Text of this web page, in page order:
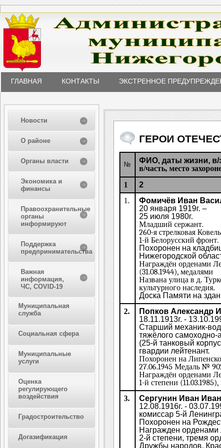
ГЛАВНАЯ КОНТАКТЫ ЭКСТРЕННОЕ
Новости
О районе
Органы власти
Экономика и
финансы
Правоохранительные
органы
информируют
Поддержка
предпринимательства
Важная
информация,
ЧС, COVID-19
Муниципальная
служба
Социальная сфера
Муниципальные
услуги
Оценка
регулирующего
воздействия
Градостроительство
Догазификация
ГЕРОИ
№
ФИО, даты жизни, в/
в/часть, место
1
2
1.
Фомичёв Иван
20 января 1919г. –
25 июля 1980г.
Младший сержант.
260-я стрелковая
1-й Белорусский фронт.
Похоронен на
Нижегородской
Награждён орденами
(31.08.1944), медалями
Названа улица в д.
культурного наследия.
Доска Памяти на
2.
Попков Александр
18.11.1913г. -
Старший механик-
тяжёлого самоходно-
(25-й танковый корпус
гвардии лейтенант.
Похоронен на
27.06.1945 Медаль №
Награждён орденами
1-й степени
3.
Сергунин Иван
12.08.1916г. -
комиссар 5-й
Похоронен на
Награжден орденами
2-й степени, тремя
Дружбы народов,